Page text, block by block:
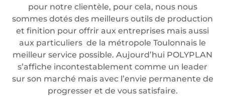
pour notre clientèle, pour cela, nous nous
sommes dotés des meilleurs outils de production
et finition pour offrir aux entreprises mais aussi
aux particuliers de la métropole Toulonnais le
meilleur service possible. Aujourd’hui POLYPLAN
s’affiche incontestablement comme un leader
sur son marché mais avec l’envie permanente de
progresser et de vous satisfaire.